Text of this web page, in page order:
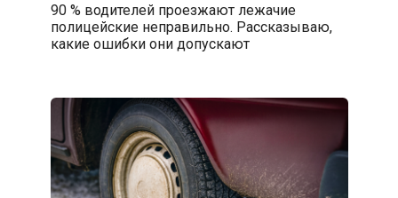
90 % водителей проезжают лежачие
полицейские неправильно. Рассказываю,
какие ошибки они допускают